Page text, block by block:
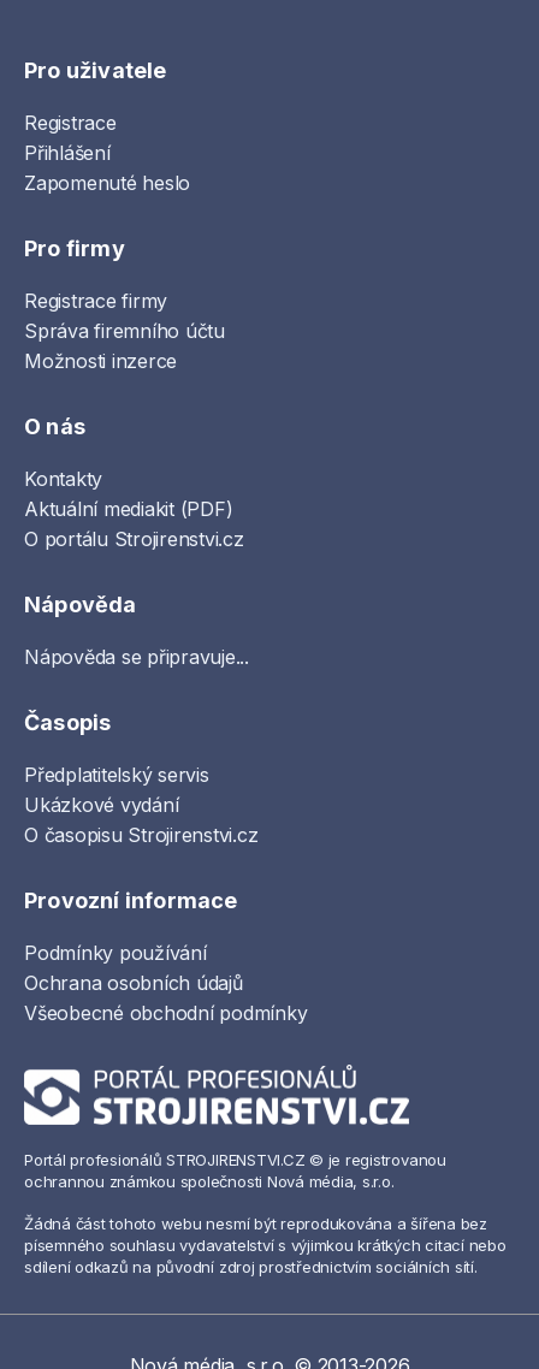
Pro uživatele
Registrace
Přihlášení
Zapomenuté heslo
Pro firmy
Registrace firmy
Správa firemního účtu
Možnosti inzerce
O nás
Kontakty
Aktuální mediakit (PDF)
O portálu Strojirenstvi.cz
Nápověda
Nápověda se připravuje...
Časopis
Předplatitelský servis
Ukázkové vydání
O časopisu Strojirenstvi.cz
Provozní informace
Podmínky používání
Ochrana osobních údajů
Všeobecné obchodní podmínky
Portál profesionálů STROJIRENSTVI.CZ © je registrovanou
ochrannou známkou společnosti Nová média, s.r.o.
Žádná část tohoto webu nesmí být reprodukována a šířena bez
písemného souhlasu vydavatelství s výjimkou krátkých citací nebo
sdílení odkazů na původní zdroj prostřednictvím sociálních sítí.